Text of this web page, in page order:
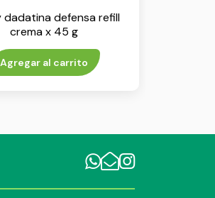
dadatina defensa refill
crema x 45 g
Agregar al carrito